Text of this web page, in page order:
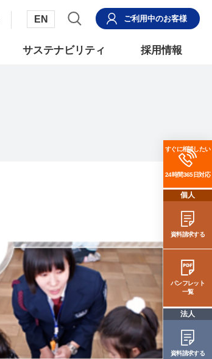
EN ご利用中のお客様
サステナビリティ 採用情報
すぐに相談したい
24時間365日対応
個人
資料請求する
パンフレット
一覧
法人
資料請求する